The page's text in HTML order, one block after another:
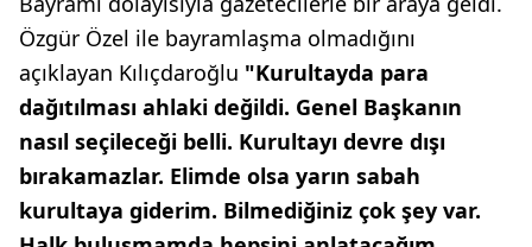
Özgür Özel ile bayramlaşma olmadığını
açıklayan Kılıçdaroğlu "Kurultayda para
dağıtılması ahlaki değildi. Genel Başkanın
nasıl seçileceği belli. Kurultayı devre dışı
bırakamazlar. Elimde olsa yarın sabah
kurultaya giderim. Bilmediğiniz çok şey var.